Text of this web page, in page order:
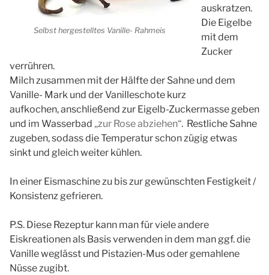
Selbst hergestelltes Vanille- Rahmeis
auskratzen.
Die Eigelbe
mit dem
Zucker
verrühren.
Milch zusammen mit der Hälfte der Sahne und dem
Vanille- Mark und der Vanilleschote kurz
aufkochen, anschließend zur Eigelb-Zuckermasse geben
und im Wasserbad „zur Rose abziehen“. Restliche Sahne
zugeben, sodass die Temperatur schon zügig etwas
sinkt und gleich weiter kühlen.
In einer Eismaschine zu bis zur gewünschten Festigkeit /
Konsistenz gefrieren.
P.S. Diese Rezeptur kann man für viele andere
Eiskreationen als Basis verwenden in dem man ggf. die
Vanille weglässt und Pistazien-Mus oder gemahlene
Nüsse zugibt.